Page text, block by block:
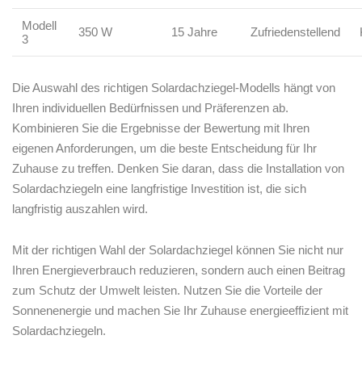
Modell​
3
350 W 15 Jahre Zufriedenstellend
Die ⁤Auswahl des richtigen Solardachziegel-Modells hängt von
Ihren individuellen Bedürfnissen und Präferenzen ab.
Kombinieren Sie die Ergebnisse der Bewertung mit Ihren
eigenen Anforderungen, ‌um die beste⁢ Entscheidung für Ihr
Zuhause zu treffen. Denken ‌Sie daran, dass die Installation von
Solardachziegeln eine langfristige Investition ‌ist, die ‌sich
langfristig auszahlen wird.
Mit der richtigen Wahl der Solardachziegel können Sie nicht nur
⁣Ihren Energieverbrauch reduzieren, sondern auch einen Beitrag
zum Schutz der Umwelt leisten. Nutzen Sie die Vorteile der
Sonnenenergie und‌ machen Sie Ihr Zuhause energieeffizient mit
​Solardachziegeln.